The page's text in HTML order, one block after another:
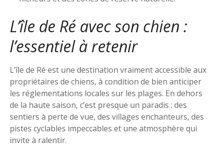
L’île de Ré avec son chien :
l’essentiel à retenir
L’île de Ré est une destination vraiment accessible aux
propriétaires de chiens, à condition de bien anticiper
les réglementations locales sur les plages. En dehors
de la haute saison, c’est presque un paradis : des
sentiers à perte de vue, des villages enchanteurs, des
pistes cyclables impeccables et une atmosphère qui
invite à ralentir.